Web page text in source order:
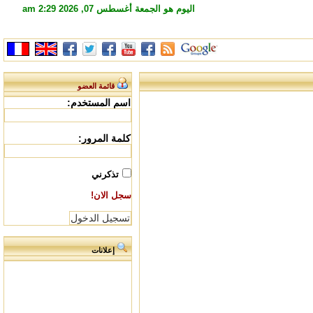
اليوم هو الجمعة أغسطس 07, 2026 2:29 am
قائمة العضو
اسم المستخدم:
كلمة المرور:
تذكرني
سجل الان!
إعلانات